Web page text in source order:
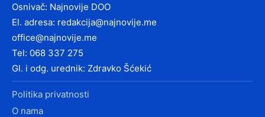
Osnivač: Najnovije DOO
El. adresa: redakcija@najnovije.me
office@najnovije.me
Tel: 068 337 275
Gl. i odg. urednik: Zdravko Šćekić
Politika privatnosti
O nama